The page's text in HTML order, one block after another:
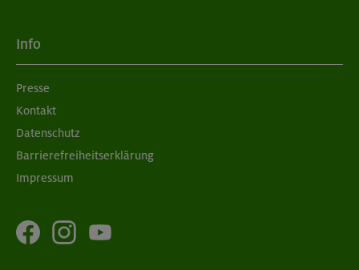
Info
Presse
Kontakt
Datenschutz
Barrierefreiheitserklärung
Impressum